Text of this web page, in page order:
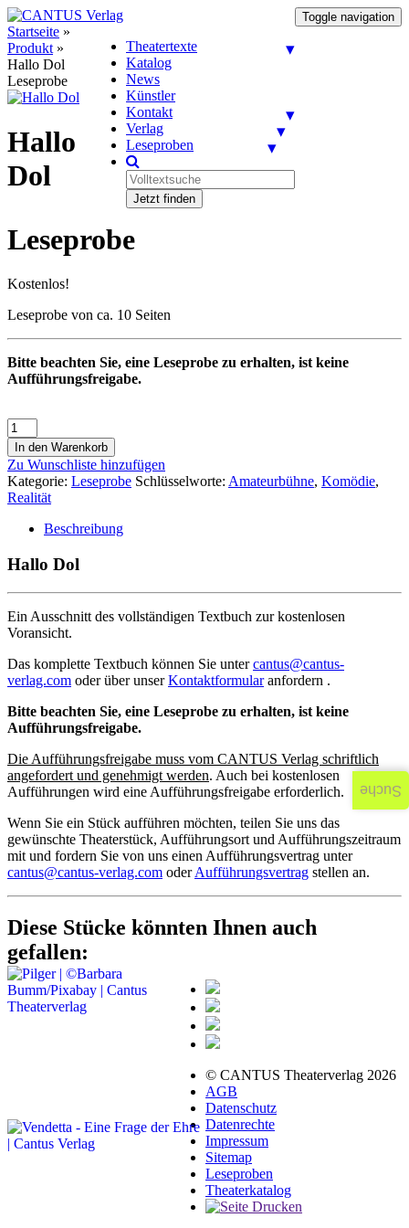
Toggle navigation
Theatertexte
Katalog
News
Künstler
Kontakt
Verlag
Leseproben
Jetzt finden
Startseite »
Produkt »
Hallo Dol
Leseprobe
Hallo
Dol
Leseprobe
Kostenlos!
Leseprobe von ca. 10 Seiten
Bitte beachten Sie, eine Leseprobe zu erhalten, ist keine
Aufführungsfreigabe.
In den Warenkorb
Zu Wunschliste hinzufügen
Kategorie: Leseprobe Schlüsselworte: Amateurbühne, Komödie,
Realität
Beschreibung
Hallo Dol
Ein Ausschnitt des vollständigen Textbuch zur kostenlosen
Voransicht.
Das komplette Textbuch können Sie untercantus@cantus-
verlag.com oder über unserKontaktformularanfordern .
Bitte beachten Sie, eine Leseprobe zu erhalten, ist keine
Aufführungsfreigabe.
Die Aufführungsfreigabe muss vom CANTUS Verlag schriftlich
angefordert und genehmigt werden. Auch bei kostenlosen
Aufführungen wird eine Aufführungsfreigabe erforderlich.
Wenn Sie ein Stück aufführen möchten, teilen Sie uns das
gewünschte Theaterstück, Aufführungsort und Aufführungszeitraum
mit und fordern Sie von uns einen Aufführungsvertrag unter
cantus@cantus-verlag.com oderAufführungsvertrag stellen an.
Diese Stücke könnten Ihnen auch
gefallen:
© CANTUS Theaterverlag 2026
AGB
Datenschutz
Datenrechte
Impressum
Sitemap
Leseproben
Theaterkatalog
Suche